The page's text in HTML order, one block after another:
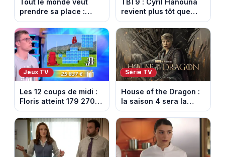
Tout le monde veut
prendre sa place :
l’émission de Cyril
Féraud déprogrammée
cette semaine sur
France 2
TBT9 : Cyril Hanouna
revient plus tôt que
prévu, W9 dévoile
enfin la date de retour
Jeux TV
Les 12 coups de midi :
Floris atteint 179 270
euros de gains sur TF1
Série TV
House of the Dragon :
la saison 4 sera la
dernière, mais il faudra
attendre 2028